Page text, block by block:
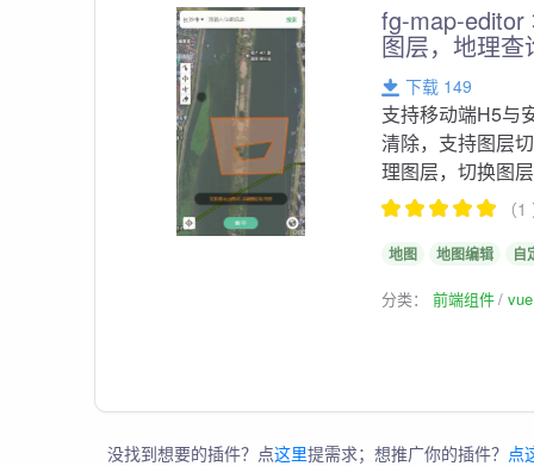
fg-map-editor
图层，地理查
下载 149
支持移动端H5与
清除，支持图层
理图层，切换图
（
地图 地图编辑 自
分类：前端组件
没找到想要的插件？点这里提需求；想推广你的插件？ 点